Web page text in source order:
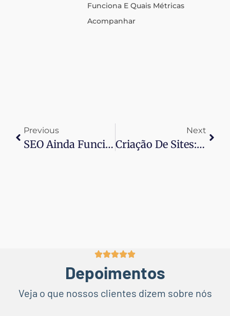
Funciona E Quais Métricas
Acompanhar
Previous
SEO Ainda Funciona E Por Que É Indispensável Para Empresas
Next
Criação De Sites: Tudo O Que Você Precisa Saber Antes De Começar
Depoimentos
Veja o que nossos clientes dizem sobre nós